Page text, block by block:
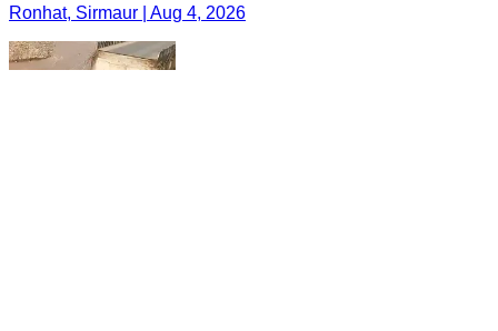
Ronhat, Sirmaur | Aug 4, 2026